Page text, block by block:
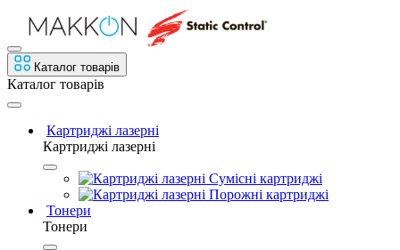
Каталог товарів
Каталог товарів
Картриджі лазерні
Картриджі лазерні
Сумісні картриджі
Порожні картриджі
Тонери
Тонери